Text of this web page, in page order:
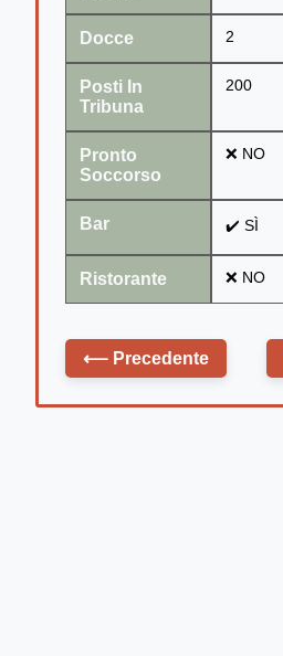
Docce 2
Posti In
Tribuna
200
Pronto
Soccorso
❌ NO
Bar ✔️ SÌ
Ristorante ❌ NO
⟵ Precedente